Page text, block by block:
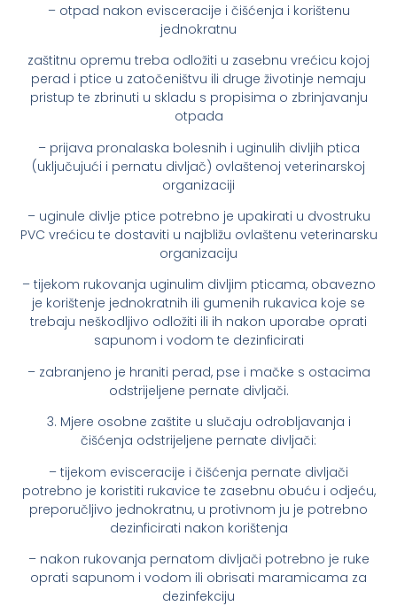
– otpad nakon evisceracije i čišćenja i korištenu
jednokratnu
zaštitnu opremu treba odložiti u zasebnu vrećicu kojoj
perad i ptice u zatočeništvu ili druge životinje nemaju
pristup te zbrinuti u skladu s propisima o zbrinjavanju
otpada
– prijava pronalaska bolesnih i uginulih divljih ptica
(uključujući i pernatu divljač) ovlaštenoj veterinarskoj
organizaciji
– uginule divlje ptice potrebno je upakirati u dvostruku
PVC vrećicu te dostaviti u najbližu ovlaštenu veterinarsku
organizaciju
– tijekom rukovanja uginulim divljim pticama, obavezno
je korištenje jednokratnih ili gumenih rukavica koje se
trebaju neškodljivo odložiti ili ih nakon uporabe oprati
sapunom i vodom te dezinficirati
– zabranjeno je hraniti perad, pse i mačke s ostacima
odstrijeljene pernate divljači.
3. Mjere osobne zaštite u slučaju odrobljavanja i
čišćenja odstrijeljene pernate divljači:
– tijekom evisceracije i čišćenja pernate divljači
potrebno je koristiti rukavice te zasebnu obuću i odjeću,
preporučljivo jednokratnu, u protivnom ju je potrebno
dezinficirati nakon korištenja
– nakon rukovanja pernatom divljači potrebno je ruke
oprati sapunom i vodom ili obrisati maramicama za
dezinfekciju